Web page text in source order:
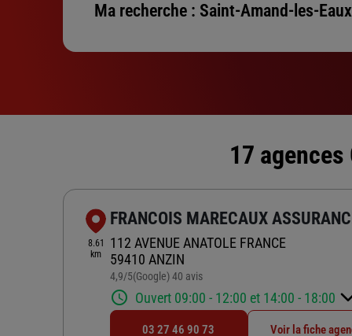
Ma recherche : Saint-Amand-les-Eaux
17
8.61
km
FRANCOIS MARECAUX
112 AVENUE ANATOLE FRANCE
59410 ANZIN
4,9/5Note de 4.9 sur 5
(Google) 40 avis
Ouvert 09:00 - 12:00 et 14:00 - 18:00
03 27 46 90 73 Voir la fiche